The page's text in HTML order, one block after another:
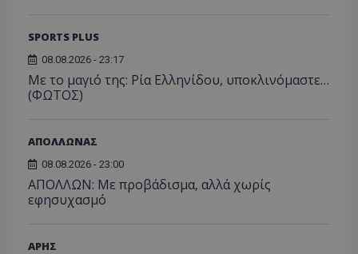
SPORTS PLUS
08.08.2026 - 23:17
Με το μαγιό της: Ρία Ελληνίδου, υποκλινόμαστε…
(ΦΩΤΟΣ)
ΑΠΟΛΛΩΝΑΣ
08.08.2026 - 23:00
ΑΠΟΛΛΩΝ: Με προβάδισμα, αλλά χωρίς
εφησυχασμό
ΑΡΗΣ